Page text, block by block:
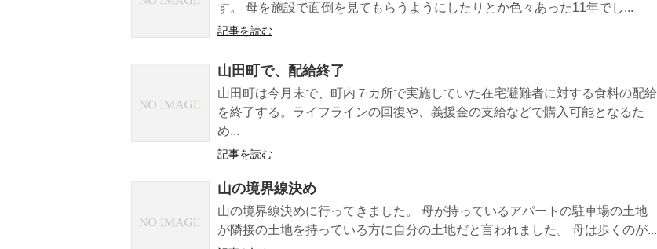
す。 母を施設で面倒を見てもらうようにしたりとか色々あった11年でし...
記事を読む
山田町で、配給終了
山田町は今月末で、町内７カ所で実施していた在宅避難者に対する食料の配給
を終了する。ライフラインの回復や、義援金の支給などで購入可能となるた
め...
記事を読む
山の境界線決め
山の境界線決めに行ってきました。 母が持っているアパートの駐車場の土地
が隣接の土地を持っている方に自分の土地だと言われました。 母は歩くのが...